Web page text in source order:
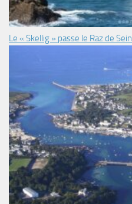
Le « Skellig » passe le Raz de Sein